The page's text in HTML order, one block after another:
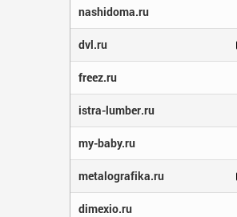
nashidoma.ru
dvl.ru
freez.ru
istra-lumber.ru
my-baby.ru
metalografika.ru
dimexio.ru